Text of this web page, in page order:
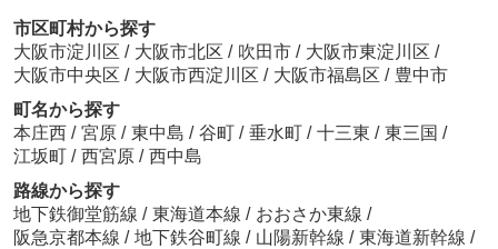
市区町村から探す
大阪市淀川区 / 大阪市北区 / 吹田市 / 大阪市東淀川区 /
大阪市中央区 / 大阪市西淀川区 / 大阪市福島区 / 豊中市
町名から探す
本庄西 / 宮原 / 東中島 / 谷町 / 垂水町 / 十三東 / 東三国 /
江坂町 / 西宮原 / 西中島
路線から探す
地下鉄御堂筋線 / 東海道本線 / おおさか東線 /
阪急京都本線 / 地下鉄谷町線 / 山陽新幹線 / 東海道新幹線 /